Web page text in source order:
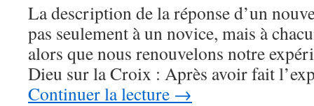
La description de la réponse d’un
pas seulement à un novice, mais à
alors que nous renouvelons notre
Dieu sur la Croix : Après avoir fait
Continuer la lecture →